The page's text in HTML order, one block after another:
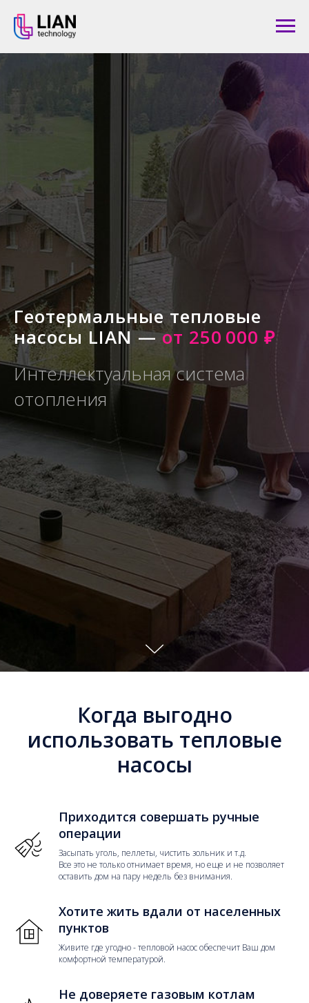
Геотермальные тепловые
насосы LIAN —от 250 000 ₽
Интеллектуальная система
отопления
Когда выгодно
использовать тепловые
насосы
Приходится совершать ручные
операции
Засыпать уголь, пеллеты, чистить зольник и т.д.
Все это не только отнимает время, но еще и не позволяет
оставить дом на пару недель без внимания.
Хотите жить вдали от населенных
пунктов
Живите где угодно - тепловой насос обеспечит Ваш дом
комфортной температурой.
Не доверяете газовым котлам